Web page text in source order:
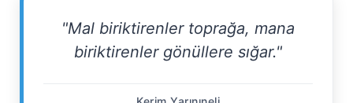
"Mal biriktirenler toprağa, mana
biriktirenler gönüllere sığar."